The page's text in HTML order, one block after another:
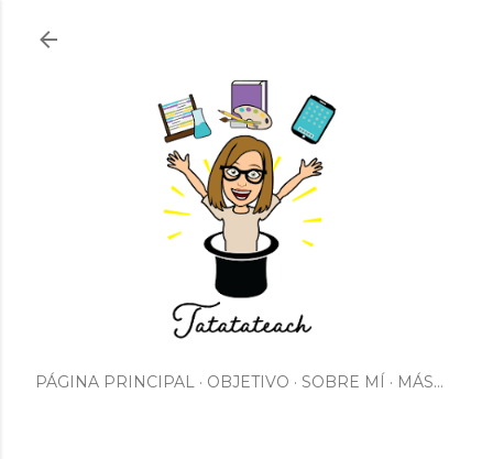
PÁGINA PRINCIPAL OBJETIVO SOBRE MÍ MÁS…